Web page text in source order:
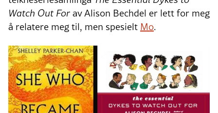
Watch Out Forav Alison Bechdel er lett for meg
å relatere meg til, men spesielt Mo.